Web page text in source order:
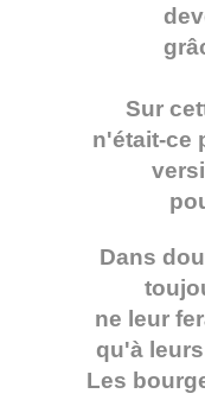
Sur
n'était-ce
Dans
ne leur
qu'à
Les